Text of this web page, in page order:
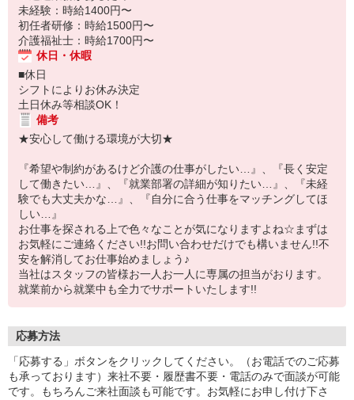
未経験：時給1400円〜
初任者研修：時給1500円〜
介護福祉士：時給1700円〜
休日・休暇
■休日
シフトによりお休み決定
土日休み等相談OK！
備考
★安心して働ける環境が大切★
『希望や制約があるけど介護の仕事がしたい…』、『長く安定
して働きたい…』、『就業部署の詳細が知りたい…』、『未経
験でも大丈夫かな…』、『自分に合う仕事をマッチングしてほ
しい…』
お仕事を探される上で色々なことが気になりますよね☆まずは
お気軽にご連絡ください!!お問い合わせだけでも構いません!!不
安を解消してお仕事始めましょう♪
当社はスタッフの皆様お一人お一人に専属の担当がおります。
就業前から就業中も全力でサポートいたします!!
応募方法
「応募する」ボタンをクリックしてください。（お電話でのご応募
も承っております）来社不要・履歴書不要・電話のみで面談が可能
です。もちろんご来社面談も可能です。お気軽にお申し付け下さ